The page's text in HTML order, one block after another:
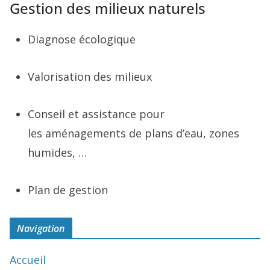
Gestion des milieux naturels
Diagnose écologique
Valorisation des milieux
Conseil et assistance pour
les aménagements de plans d’eau, zones
humides, …
Plan de gestion
Navigation
Accueil